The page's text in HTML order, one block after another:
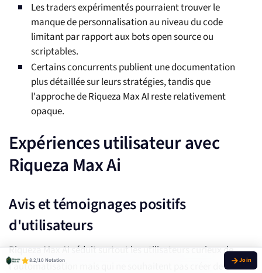
Les traders expérimentés pourraient trouver le
manque de personnalisation au niveau du code
limitant par rapport aux bots open source ou
scriptables.
Certains concurrents publient une documentation
plus détaillée sur leurs stratégies, tandis que
l'approche de Riqueza Max AI reste relativement
opaque.
Expériences utilisateur avec
Riqueza Max Ai
Avis et témoignages positifs
d'utilisateurs
Riqueza Max AI séduit surtout les utilisateurs curieux de
l'automatisation mais qui ne souhaitent pas créer de
8.2/10 Notation